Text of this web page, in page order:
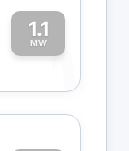
1.1
MW1